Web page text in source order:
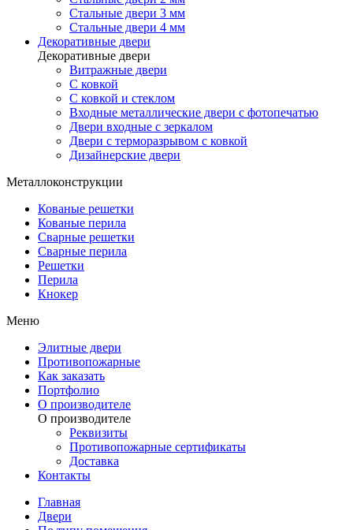
Стальные двери 3 мм
Стальные двери 4 мм
Декоративные двери
Декоративные двери
Витражные двери
С ковкой
С ковкой и стеклом
Входные металлические двери с фотопечатью
Двери входные с зеркалом
Двери с терморазрывом с ковкой
Дизайнерские двери
Металлоконструкции
Кованые решетки
Кованые перила
Сварные решетки
Сварные перила
Решетки
Перила
Кнокер
Меню
Элитные двери
Противопожарные
Как заказать
Портфолио
О производителе
О производителе
Реквизиты
Противопожарные сертификаты
Доставка
Контакты
Главная
Двери